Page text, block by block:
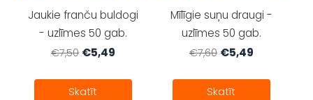
Jaukie franču buldogi
- uzlīmes 50 gab.
€7,50 €5,49
Skatīt
Mīlīgie suņu draugi -
uzlīmes 50 gab.
€7,60 €5,49
Skatīt